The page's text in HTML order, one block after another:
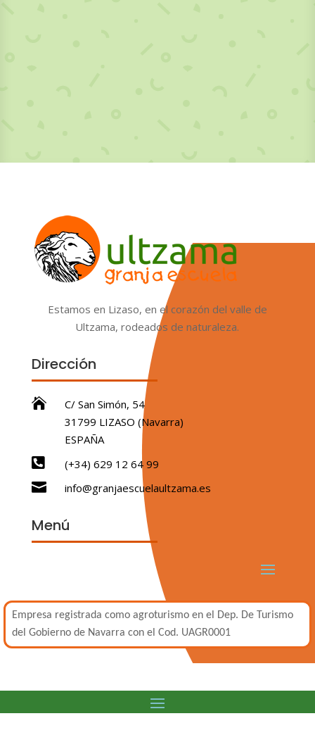
Estamos en Lizaso, en el corazón del valle de
Ultzama, rodeados de naturaleza.
Dirección

C/ San Simón, 54
31799 LIZASO (Navarra)
ESPAÑA
 (+34) 629 12 64 99
 info@granjaescuelaultzama.es
Menú
Empresa registrada como agroturismo en el Dep. De Turismo
del Gobierno de Navarra con el Cod. UAGR0001